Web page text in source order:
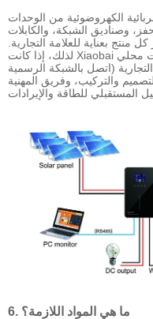
الكهروضوئية من الوحدات
وصناديق الشبكة، والكابلات
منتج بعناية للعلامة التجارية.
لذلك، إذا كانت Xiaobai الكهروضوئية، فمن المستحسن أن تجد تثبيت محلي
(اتصل بالشبكة الرسمية
والتركيب، وفريق المهنية
6. ما هي المواد اللازمة؟